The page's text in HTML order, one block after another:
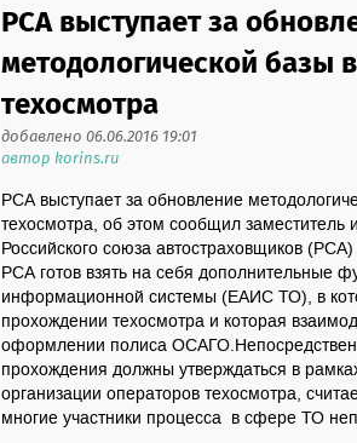
РСА выступает за
методологической базы
техосмотра
добавлено 06.06.2016 19:01
автор korins.ru
РСА выступает за обновление
техосмотра, об этом сообщил заместитель
Российского союза автостраховщиков
РСА готов взять на себя дополнительные
информационной системы (ЕАИС ТО), в
прохождении техосмотра и которая
оформлении полиса
прохождения должны утверждаться в
организации операторов техосмотра,
многие участники процесса в сфере ТО